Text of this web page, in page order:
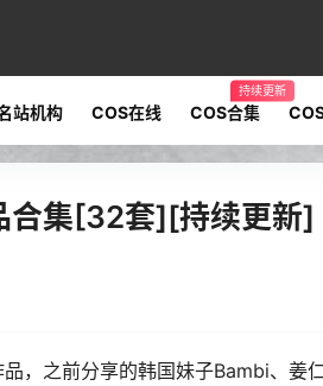
站机构 COS在线 COS合集
持续更新
合集[32套][持续更新]
，之前分享的韩国妹子Bambi、姜